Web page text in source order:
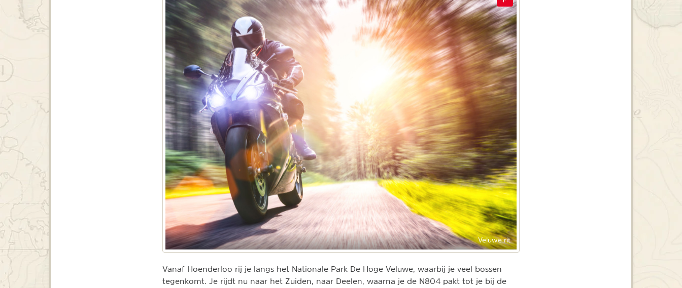
Veluwe rit
Vanaf Hoenderloo rij je langs het Nationale Park De Hoge Veluwe, waarbij je veel bossen
tegenkomt. Je rijdt nu naar het Zuiden, naar Deelen, waarna je de N804 pakt tot je bij de